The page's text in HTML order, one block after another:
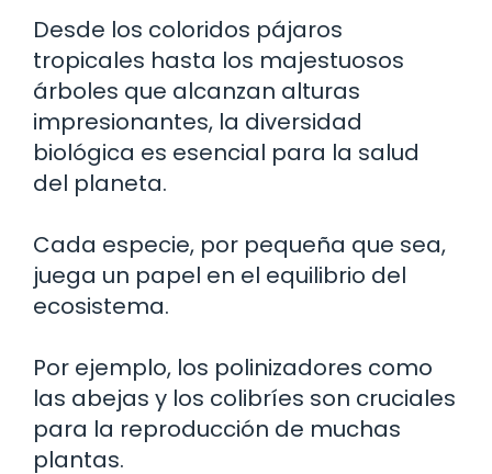
Desde los coloridos pájaros
tropicales hasta los majestuosos
árboles que alcanzan alturas
impresionantes, la diversidad
biológica es esencial para la salud
del planeta.
Cada especie, por pequeña que sea,
juega un papel en el equilibrio del
ecosistema.
Por ejemplo, los polinizadores como
las abejas y los colibríes son cruciales
para la reproducción de muchas
plantas.